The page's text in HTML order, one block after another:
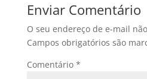
Enviar Comentário
O seu endereço de e-mail
Campos obrigatórios são
Comentário *